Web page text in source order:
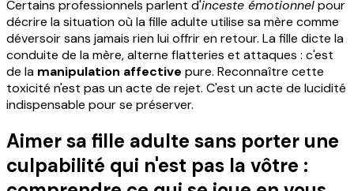
Certains professionnels parlent d'inceste émotionnelpour
décrire la situation où la fille adulte utilise sa mère comme
déversoir sans jamais rien lui offrir en retour. La fille dicte la
conduite de la mère, alterne flatteries et attaques : c'est
de la manipulation affective pure. Reconnaître cette
toxicité n'est pas un acte de rejet. C'est un acte de lucidité
indispensable pour se préserver.
Aimer sa fille adulte sans porter une
culpabilité qui n'est pas la vôtre :